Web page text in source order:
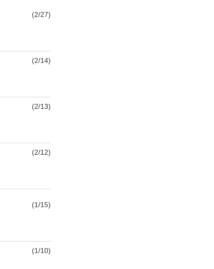
(2/27)
(2/14)
(2/13)
(2/12)
(1/15)
(1/10)